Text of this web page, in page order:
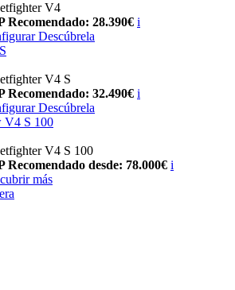
V4
Recomendado: 28.390€ i
Descúbrela
V4 S
Recomendado: 32.490€ i
Descúbrela
V4 S 100
V4 S 100
Recomendado desde: 78.000€ i
más